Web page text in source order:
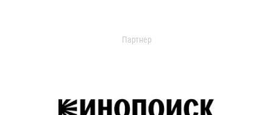
Партнер